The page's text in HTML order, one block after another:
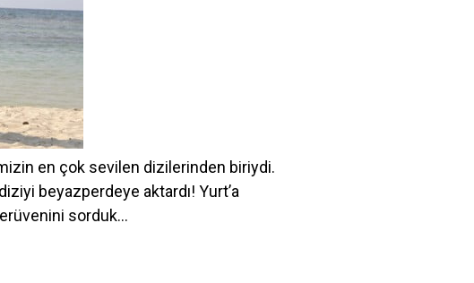
en çok sevilen dizilerinden biriydi.
beyazperdeye aktardı! Yurt’a
sorduk…